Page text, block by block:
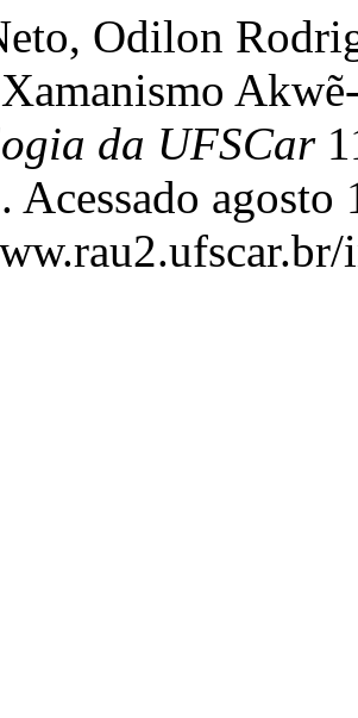
Odilon
da UFSCar
Acessado agosto